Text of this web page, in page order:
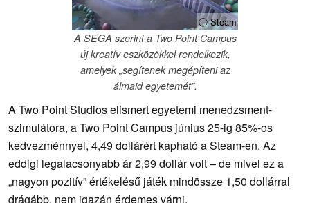
ⓘ Steam
A SEGA szerint a Two Point Campus
új kreatív eszközökkel rendelkezik,
amelyek „segítenek megépíteni az
álmaid egyetemét”.
A Two Point Studios elismert egyetemi menedzsment-
szimulátora, a Two Point Campus június 25-ig 85%-os
kedvezménnyel, 4,49 dollárért kapható a Steam-en. Az
eddigi legalacsonyabb ár 2,99 dollár volt – de mivel ez a
„nagyon pozitív” értékelésű játék mindössze 1,50 dollárral
drágább, nem igazán érdemes várni.